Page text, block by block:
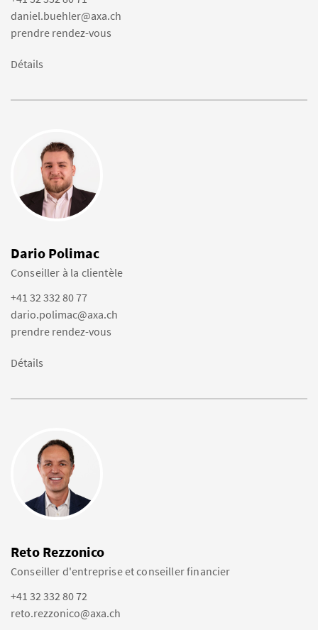
daniel.buehler@axa.ch
prendre rendez-vous
Détails
Dario Polimac
Conseiller à la clientèle
+41 32 332 80 77
dario.polimac@axa.ch
prendre rendez-vous
Détails
Reto Rezzonico
Conseiller d'entreprise et conseiller financier
+41 32 332 80 72
reto.rezzonico@axa.ch